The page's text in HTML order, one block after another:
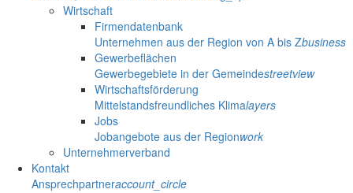
Wirtschaft
Firmendatenbank
Unternehmen aus der Region von A bis Zbusiness
Gewerbeflächen
Gewerbegebiete in der Gemeindestreetview
Wirtschaftsförderung
Mittelstandsfreundliches Klimalayers
Jobs
Jobangebote aus der Regionwork
Unternehmerverband
Kontakt
Ansprechpartneraccount_circle